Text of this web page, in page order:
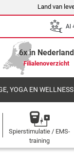
Land van
Al
6x in Nederland
Filialenoverzicht
YOGA EN WELLNESS
Spierstimulatie / EMS-
training